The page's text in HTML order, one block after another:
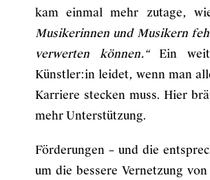
kam einmal mehr zutage,
Musikerinnen und Musikern
verwerten können.“Ein
Künstler:in leidet, wenn man
Karriere stecken muss. Hier
mehr Unterstützung.
Förderungen – und die
um die bessere Vernetzung